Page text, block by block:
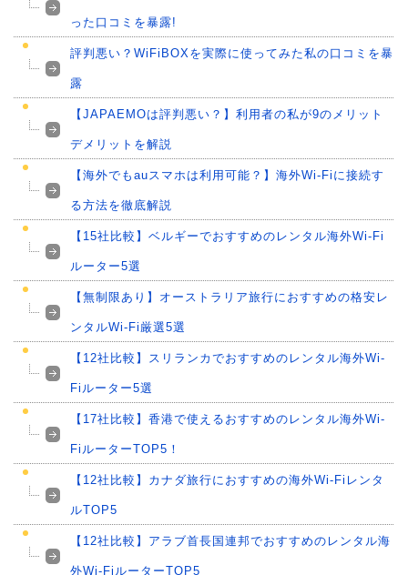
った口コミを暴露!
評判悪い？WiFiBOXを実際に使ってみた私の口コミを暴
露
【JAPAEMOは評判悪い？】利用者の私が9のメリット
デメリットを解説
【海外でもauスマホは利用可能？】海外Wi-Fiに接続す
る方法を徹底解説
【15社比較】ベルギーでおすすめのレンタル海外Wi-Fi
ルーター5選
【無制限あり】オーストラリア旅行におすすめの格安レ
ンタルWi-Fi厳選5選
【12社比較】スリランカでおすすめのレンタル海外Wi-
Fiルーター5選
【17社比較】香港で使えるおすすめのレンタル海外Wi-
FiルーターTOP5！
【12社比較】カナダ旅行におすすめの海外Wi-Fiレンタ
ルTOP5
【12社比較】アラブ首長国連邦でおすすめのレンタル海
外Wi-FiルーターTOP5